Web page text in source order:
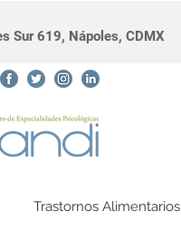
Sur 619, Nápoles, CDMX
Trastornos Alimentarios